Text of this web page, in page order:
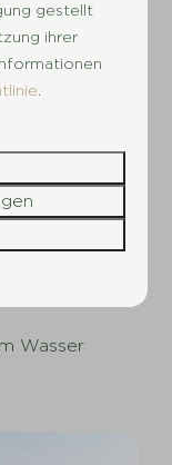
Sie sich für
befindet.
und
Wasser
gestellt
ihrer